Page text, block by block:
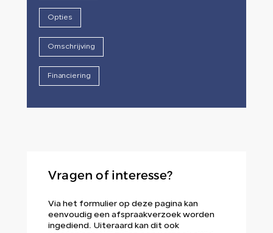
Opties
Omschrijving
Financiering
Vragen of interesse?
Via het formulier op deze pagina kan
eenvoudig een afspraakverzoek worden
ingediend. Uiteraard kan dit ook